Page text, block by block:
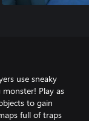
use sneaky
Play as
to gain
full of traps